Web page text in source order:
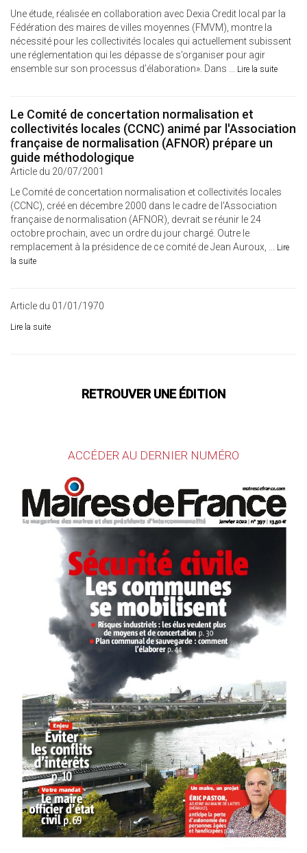
Une étude, réalisée en collaboration avec Dexia Credit local par la
Fédération des maires de villes moyennes (FMVM), montre la
nécessité pour les collectivités locales qui actuellement subissent
une réglementation qui les dépasse de s’organiser pour agir
ensemble sur son processus d’élaboration». Dans ... Lire la suite
Le Comité de concertation normalisation et
collectivités locales (CCNC) animé par l'Association
française de normalisation (AFNOR) prépare un
guide méthodologique
Article du 20/07/2001
Le Comité de concertation normalisation et collectivités locales
(CCNC), créé en décembre 2000 dans le cadre de l'Association
française de normalisation (AFNOR), devrait se réunir le 24
octobre prochain, avec un ordre du jour chargé. Outre le
remplacement à la présidence de ce comité de Jean Auroux, ... Lire
la suite
Article du 01/01/1970
Lire la suite
RETROUVER UNE ÉDITION
ACCÉDER AU DERNIER NUMÉRO